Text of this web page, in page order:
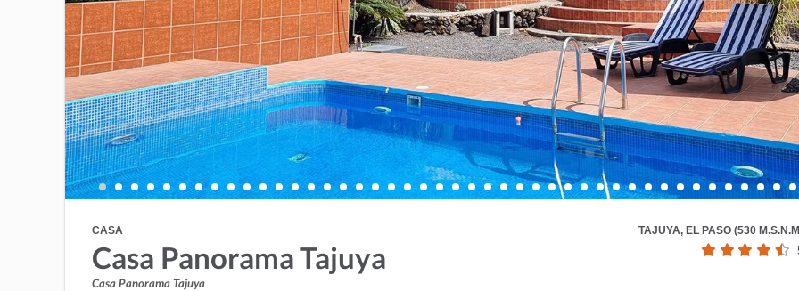
CASA TAJUYA, EL PASO (530
Casa Panorama Tajuya
Casa Panorama Tajuya